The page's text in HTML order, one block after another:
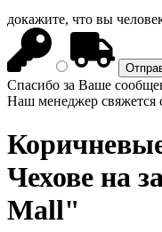
докажите, что вы
Спасибо за Ваше
Наш менеджер
Чехове на
Mall"